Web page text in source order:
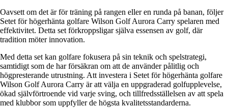
Oavsett om det är för träning på rangen eller en runda på banan, följer
Setet för högerhänta golfare Wilson Golf Aurora Carry spelaren med
effektivitet. Detta set förkroppsligar själva essensen av golf, där
tradition möter innovation.
Med detta set kan golfare fokusera på sin teknik och spelstrategi,
samtidigt som de har försäkran om att de använder pålitlig och
högpresterande utrustning. Att investera i Setet för högerhänta golfare
Wilson Golf Aurora Carry är att välja en uppgraderad golfupplevelse,
ökad självförtroende vid varje sving, och tillfredsställelsen av att spela
med klubbor som uppfyller de högsta kvalitetsstandarderna.